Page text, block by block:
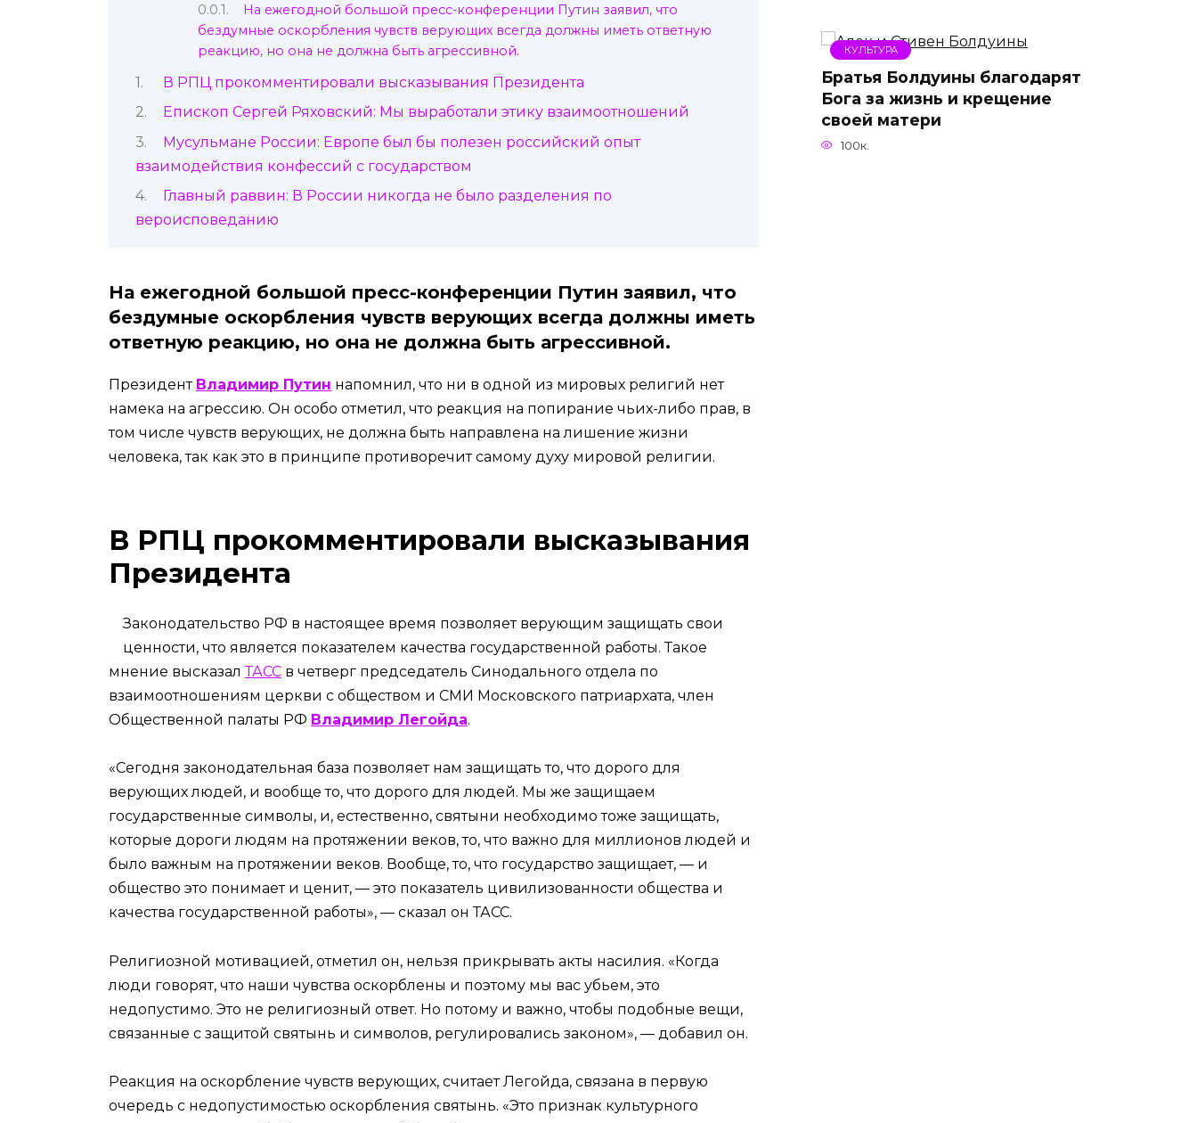
На ежегодной большой пресс-конференции Путин заявил, что
бездумные оскорбления чувств верующих всегда должны иметь ответную
реакцию, но она не должна быть агрессивной.
В РПЦ прокомментировали высказывания Президента
Епископ Сергей Ряховский: Мы выработали этику взаимоотношений
Мусульмане России: Европе был бы полезен российский опыт
взаимодействия конфессий с государством
Главный раввин: В России никогда не было разделения по
вероисповеданию
На ежегодной большой пресс-конференции Путин заявил, что
бездумные оскорбления чувств верующих всегда должны иметь
ответную реакцию, но она не должна быть агрессивной.
Президент Владимир Путин напомнил, что ни в одной из мировых религий нет
намека на агрессию. Он особо отметил, что реакция на попирание чьих-либо прав, в
том числе чувств верующих, не должна быть направлена на лишение жизни
человека, так как это в принципе противоречит самому духу мировой религии.
В РПЦ прокомментировали высказывания
Президента
Законодательство РФ в настоящее время позволяет верующим защищать свои
ценности, что является показателем качества государственной работы. Такое
мнение высказалТАСС в четверг председатель Синодального отдела по
взаимоотношениям церкви с обществом и СМИ Московского патриархата, член
Общественной палаты РФ Владимир Легойда.
«Сегодня законодательная база позволяет нам защищать то, что дорого для
верующих людей, и вообще то, что дорого для людей. Мы же защищаем
государственные символы, и, естественно, святыни необходимо тоже защищать,
которые дороги людям на протяжении веков, то, что важно для миллионов людей и
было важным на протяжении веков. Вообще, то, что государство защищает, — и
общество это понимает и ценит, — это показатель цивилизованности общества и
качества государственной работы», — сказал он ТАСС.
Религиозной мотивацией, отметил он, нельзя прикрывать акты насилия. «Когда
люди говорят, что наши чувства оскорблены и поэтому мы вас убьем, это
недопустимо. Это не религиозный ответ. Но потому и важно, чтобы подобные вещи,
связанные с защитой святынь и символов, регулировались законом», — добавил он.
Реакция на оскорбление чувств верующих, считает Легойда, связана в первую
очередь с недопустимостью оскорбления святынь. «Это признак культурного
КУЛЬТУРА
Братья Болдуины благодарят
Бога за жизнь и крещение
своей матери
100к.